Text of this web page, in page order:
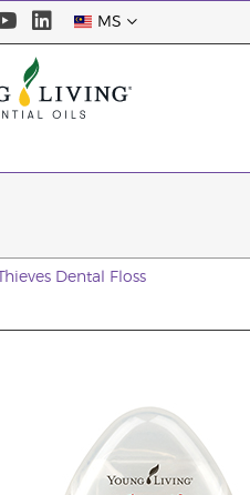
MS
Thieves Dental Floss